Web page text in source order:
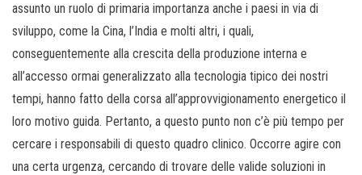
assunto un ruolo di primaria importanza anche i paesi in via di
sviluppo, come la Cina, l’India e molti altri, i quali,
conseguentemente alla crescita della produzione interna e
all’accesso ormai generalizzato alla tecnologia tipico dei nostri
tempi, hanno fatto della corsa all’approvvigionamento energetico il
loro motivo guida. Pertanto, a questo punto non c’è più tempo per
cercare i responsabili di questo quadro clinico. Occorre agire con
una certa urgenza, cercando di trovare delle valide soluzioni in